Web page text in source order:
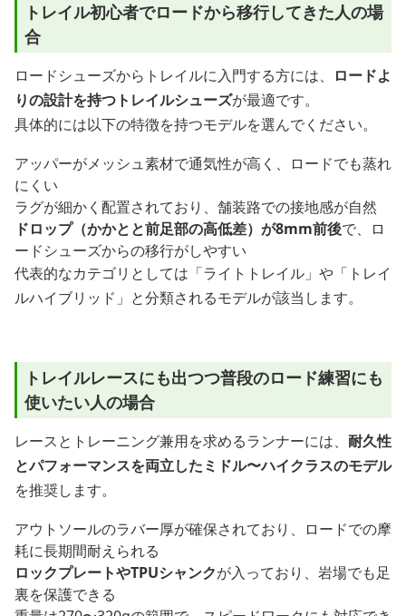
トレイル初心者でロードから移行してきた人の場
合
ロードシューズからトレイルに入門する方には、
ロードよ
りの設計を持つトレイルシューズが最適です。
具体的には以下の特徴を持つモデルを選んでください。
アッパーがメッシュ素材で通気性が高く、ロードでも蒸れ
にくい
ラグが細かく配置されており、舗装路での接地感が自然
ドロップ（かかとと前足部の高低差）が8mm前後で、ロ
ードシューズからの移行がしやすい
代表的なカテゴリとしては「ライトトレイル」や「トレイ
ルハイブリッド」と分類されるモデルが該当します。
トレイルレースにも出つつ普段のロード練習にも
使いたい人の場合
レースとトレーニング兼用を求めるランナーには、 耐久性
とパフォーマンスを両立したミドル〜ハイクラスのモデル
を推奨します。
アウトソールのラバー厚が確保されており、ロードでの摩
耗に長期間耐えられる
ロックプレートやTPUシャンクが入っており、岩場でも足
裏を保護できる